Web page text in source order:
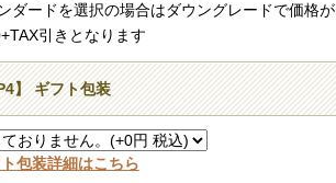
ダードを選択の場合はダウングレードで価格が
引きとなります
】 ギフト包装
包装詳細はこちら